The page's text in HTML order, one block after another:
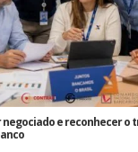
negociado e reconhecer o